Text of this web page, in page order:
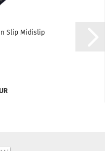
Slip Midislip